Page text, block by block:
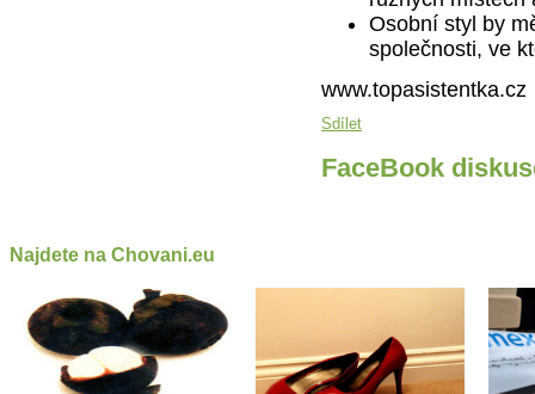
Osobní styl by
společnosti, ve
www.topasistentka.cz
Sdílet
FaceBook
Najdete na Chovani.eu